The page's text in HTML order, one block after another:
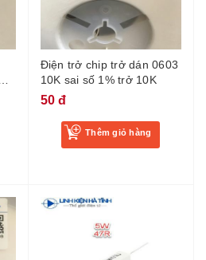
Điện trở chip trở dán 0603
10K sai số 1% trở 10K
50 đ
Thêm giỏ hàng